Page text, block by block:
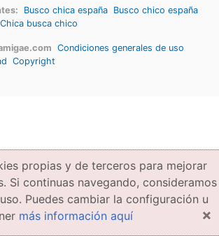
Busco chica españa Busco chico españa
Chica busca chico
Condiciones generales de uso
Copyright
propias y de terceros para mejorar
Si continuas navegando, consideramos
Puedes cambiar la configuración u
más información aquí ×